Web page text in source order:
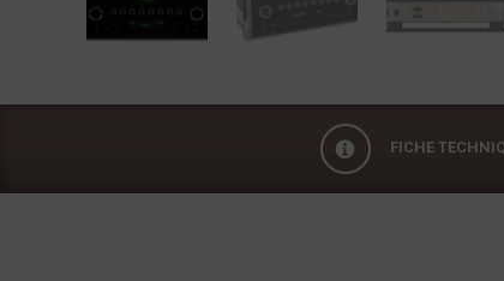
FICHE